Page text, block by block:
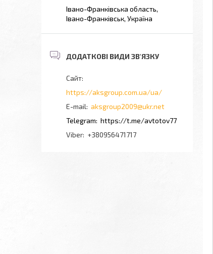
Івано-Франківська область,
Івано-Франківськ, Україна
https://aksgroup.com.ua/ua/
aksgroup2009@ukr.net
https://t.me/avtotov77
+380956471717